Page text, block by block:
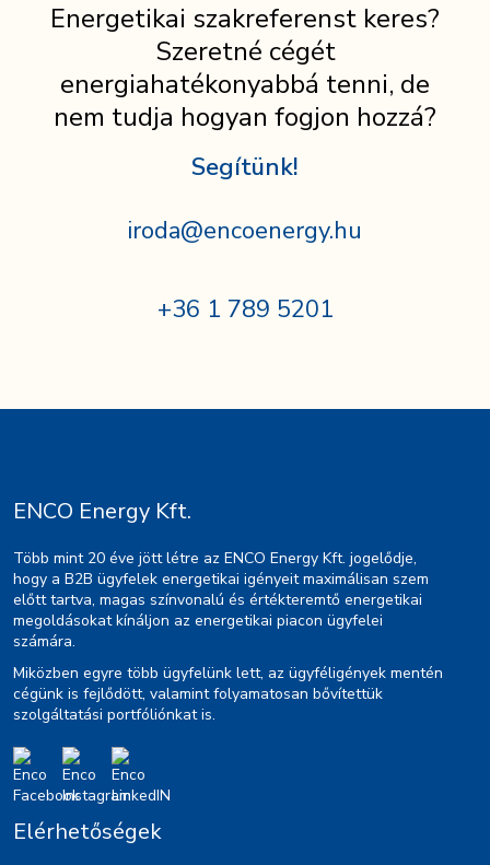
Energetikai szakreferenst keres?
Szeretné cégét
energiahatékonyabbá tenni, de
nem tudja hogyan fogjon hozzá?
Segítünk!
iroda@encoenergy.hu
+36 1 789 5201
ENCO Energy Kft.
Több mint 20 éve jött létre az ENCO Energy Kft. jogelődje,
hogy a B2B ügyfelek energetikai igényeit maximálisan szem
előtt tartva, magas színvonalú és értékteremtő energetikai
megoldásokat kínáljon az energetikai piacon ügyfelei
számára.
Miközben egyre több ügyfelünk lett, az ügyféligények mentén
cégünk is fejlődött, valamint folyamatosan bővítettük
szolgáltatási portfóliónkat is.
Elérhetőségek